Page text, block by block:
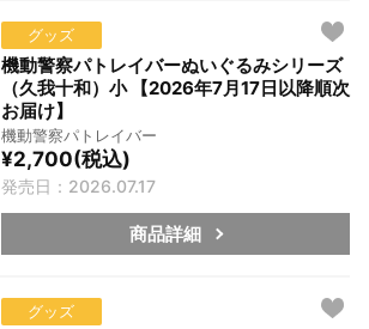
グッズ
機動警察パトレイバーぬいぐるみシリーズ
（久我十和）小 【2026年7月17日以降順次
お届け】
機動警察パトレイバー
¥2,700(税込)
発売日：2026.07.17
商品詳細
グッズ